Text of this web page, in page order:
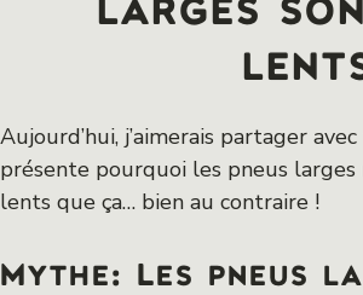
Aujourd’hui, j’aimerais partager
présente pourquoi les pneus larges
lents que ça… bien au contraire !
Mythe: Les pneus